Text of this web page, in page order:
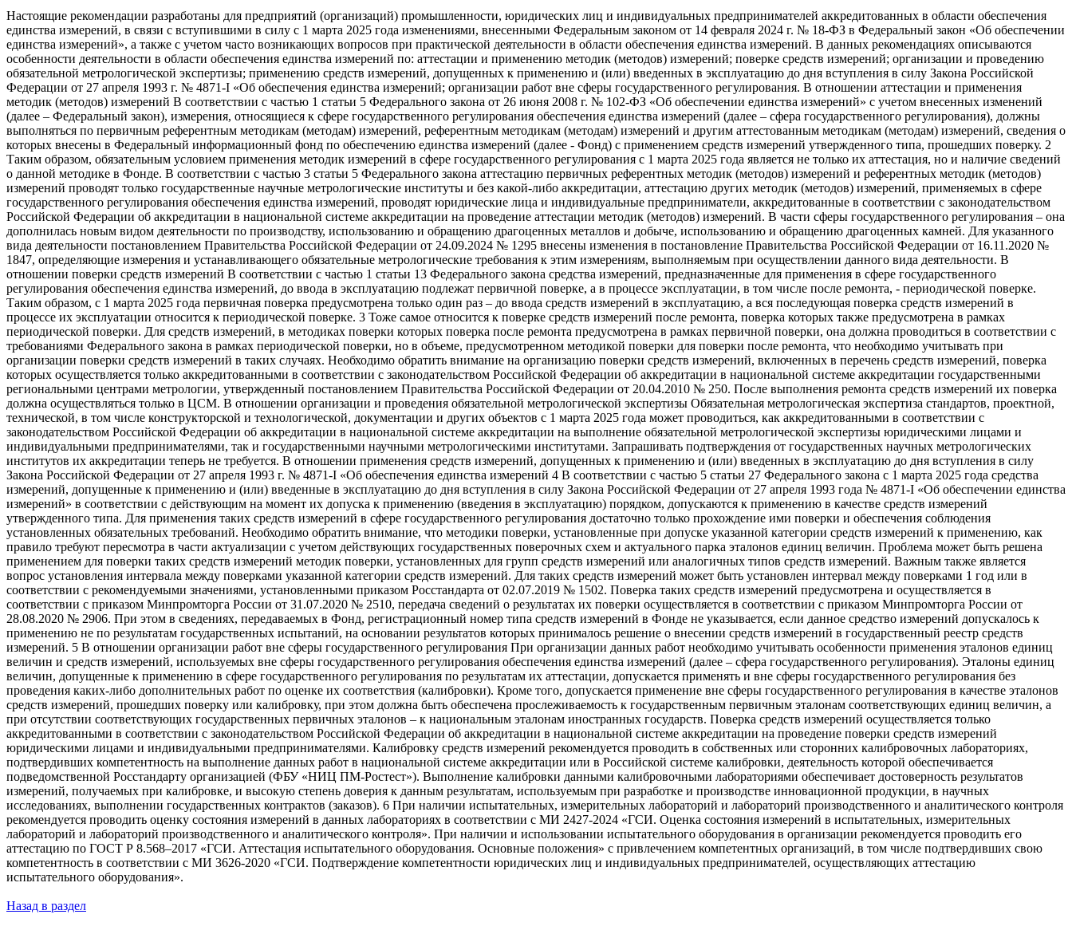
Настоящие рекомендации разработаны для предприятий (организаций) промышленности, юридических лиц и индивидуальных предпринимателей аккредитованных в области обеспечения единства измерений, в связи с вступившими в силу с 1 марта 2025 года изменениями, внесенными Федеральным законом от 14 февраля 2024 г. № 18-ФЗ в Федеральный закон «Об обеспечении единства измерений», а также с учетом часто возникающих вопросов при практической деятельности в области обеспечения единства измерений. В данных рекомендациях описываются особенности деятельности в области обеспечения единства измерений по: аттестации и применению методик (методов) измерений; поверке средств измерений; организации и проведению обязательной метрологической экспертизы; применению средств измерений, допущенных к применению и (или) введенных в эксплуатацию до дня вступления в силу Закона Российской Федерации от 27 апреля 1993 г. № 4871-I «Об обеспечения единства измерений; организации работ вне сферы государственного регулирования. В отношении аттестации и применения методик (методов) измерений В соответствии с частью 1 статьи 5 Федерального закона от 26 июня 2008 г. № 102-ФЗ «Об обеспечении единства измерений» с учетом внесенных изменений (далее – Федеральный закон), измерения, относящиеся к сфере государственного регулирования обеспечения единства измерений (далее – сфера государственного регулирования), должны выполняться по первичным референтным методикам (методам) измерений, референтным методикам (методам) измерений и другим аттестованным методикам (методам) измерений, сведения о которых внесены в Федеральный информационный фонд по обеспечению единства измерений (далее - Фонд) с применением средств измерений утвержденного типа, прошедших поверку. 2 Таким образом, обязательным условием применения методик измерений в сфере государственного регулирования с 1 марта 2025 года является не только их аттестация, но и наличие сведений о данной методике в Фонде. В соответствии с частью 3 статьи 5 Федерального закона аттестацию первичных референтных методик (методов) измерений и референтных методик (методов) измерений проводят только государственные научные метрологические институты и без какой-либо аккредитации, аттестацию других методик (методов) измерений, применяемых в сфере государственного регулирования обеспечения единства измерений, проводят юридические лица и индивидуальные предприниматели, аккредитованные в соответствии с законодательством Российской Федерации об аккредитации в национальной системе аккредитации на проведение аттестации методик (методов) измерений. В части сферы государственного регулирования – она дополнилась новым видом деятельности по производству, использованию и обращению драгоценных металлов и добыче, использованию и обращению драгоценных камней. Для указанного вида деятельности постановлением Правительства Российской Федерации от 24.09.2024 № 1295 внесены изменения в постановление Правительства Российской Федерации от 16.11.2020 № 1847, определяющие измерения и устанавливающего обязательные метрологические требования к этим измерениям, выполняемым при осуществлении данного вида деятельности. В отношении поверки средств измерений В соответствии с частью 1 статьи 13 Федерального закона средства измерений, предназначенные для применения в сфере государственного регулирования обеспечения единства измерений, до ввода в эксплуатацию подлежат первичной поверке, а в процессе эксплуатации, в том числе после ремонта, - периодической поверке. Таким образом, с 1 марта 2025 года первичная поверка предусмотрена только один раз – до ввода средств измерений в эксплуатацию, а вся последующая поверка средств измерений в процессе их эксплуатации относится к периодической поверке. 3 Тоже самое относится к поверке средств измерений после ремонта, поверка которых также предусмотрена в рамках периодической поверки. Для средств измерений, в методиках поверки которых поверка после ремонта предусмотрена в рамках первичной поверки, она должна проводиться в соответствии с требованиями Федерального закона в рамках периодической поверки, но в объеме, предусмотренном методикой поверки для поверки после ремонта, что необходимо учитывать при организации поверки средств измерений в таких случаях. Необходимо обратить внимание на организацию поверки средств измерений, включенных в перечень средств измерений, поверка которых осуществляется только аккредитованными в соответствии с законодательством Российской Федерации об аккредитации в национальной системе аккредитации государственными региональными центрами метрологии, утвержденный постановлением Правительства Российской Федерации от 20.04.2010 № 250. После выполнения ремонта средств измерений их поверка должна осуществляться только в ЦСМ. В отношении организации и проведения обязательной метрологической экспертизы Обязательная метрологическая экспертиза стандартов, проектной, технической, в том числе конструкторской и технологической, документации и других объектов с 1 марта 2025 года может проводиться, как аккредитованными в соответствии с законодательством Российской Федерации об аккредитации в национальной системе аккредитации на выполнение обязательной метрологической экспертизы юридическими лицами и индивидуальными предпринимателями, так и государственными научными метрологическими институтами. Запрашивать подтверждения от государственных научных метрологических институтов их аккредитации теперь не требуется. В отношении применения средств измерений, допущенных к применению и (или) введенных в эксплуатацию до дня вступления в силу Закона Российской Федерации от 27 апреля 1993 г. № 4871-I «Об обеспечения единства измерений 4 В соответствии с частью 5 статьи 27 Федерального закона с 1 марта 2025 года средства измерений, допущенные к применению и (или) введенные в эксплуатацию до дня вступления в силу Закона Российской Федерации от 27 апреля 1993 года № 4871-I «Об обеспечении единства измерений» в соответствии с действующим на момент их допуска к применению (введения в эксплуатацию) порядком, допускаются к применению в качестве средств измерений утвержденного типа. Для применения таких средств измерений в сфере государственного регулирования достаточно только прохождение ими поверки и обеспечения соблюдения установленных обязательных требований. Необходимо обратить внимание, что методики поверки, установленные при допуске указанной категории средств измерений к применению, как правило требуют пересмотра в части актуализации с учетом действующих государственных поверочных схем и актуального парка эталонов единиц величин. Проблема может быть решена применением для поверки таких средств измерений методик поверки, установленных для групп средств измерений или аналогичных типов средств измерений. Важным также является вопрос установления интервала между поверками указанной категории средств измерений. Для таких средств измерений может быть установлен интервал между поверками 1 год или в соответствии с рекомендуемыми значениями, установленными приказом Росстандарта от 02.07.2019 № 1502. Поверка таких средств измерений предусмотрена и осуществляется в соответствии с приказом Минпромторга России от 31.07.2020 № 2510, передача сведений о результатах их поверки осуществляется в соответствии с приказом Минпромторга России от 28.08.2020 № 2906. При этом в сведениях, передаваемых в Фонд, регистрационный номер типа средств измерений в Фонде не указывается, если данное средство измерений допускалось к применению не по результатам государственных испытаний, на основании результатов которых принималось решение о внесении средств измерений в государственный реестр средств измерений. 5 В отношении организации работ вне сферы государственного регулирования При организации данных работ необходимо учитывать особенности применения эталонов единиц величин и средств измерений, используемых вне сферы государственного регулирования обеспечения единства измерений (далее – сфера государственного регулирования). Эталоны единиц величин, допущенные к применению в сфере государственного регулирования по результатам их аттестации, допускается применять и вне сферы государственного регулирования без проведения каких-либо дополнительных работ по оценке их соответствия (калибровки). Кроме того, допускается применение вне сферы государственного регулирования в качестве эталонов средств измерений, прошедших поверку или калибровку, при этом должна быть обеспечена прослеживаемость к государственным первичным эталонам соответствующих единиц величин, а при отсутствии соответствующих государственных первичных эталонов – к национальным эталонам иностранных государств. Поверка средств измерений осуществляется только аккредитованными в соответствии с законодательством Российской Федерации об аккредитации в национальной системе аккредитации на проведение поверки средств измерений юридическими лицами и индивидуальными предпринимателями. Калибровку средств измерений рекомендуется проводить в собственных или сторонних калибровочных лабораториях, подтвердивших компетентность на выполнение данных работ в национальной системе аккредитации или в Российской системе калибровки, деятельность которой обеспечивается подведомственной Росстандарту организацией (ФБУ «НИЦ ПМ-Ростест»). Выполнение калибровки данными калибровочными лабораториями обеспечивает достоверность результатов измерений, получаемых при калибровке, и высокую степень доверия к данным результатам, используемым при разработке и производстве инновационной продукции, в научных исследованиях, выполнении государственных контрактов (заказов). 6 При наличии испытательных, измерительных лабораторий и лабораторий производственного и аналитического контроля рекомендуется проводить оценку состояния измерений в данных лабораториях в соответствии с МИ 2427-2024 «ГСИ. Оценка состояния измерений в испытательных, измерительных лабораторий и лабораторий производственного и аналитического контроля». При наличии и использовании испытательного оборудования в организации рекомендуется проводить его аттестацию по ГОСТ Р 8.568
Назад в раздел